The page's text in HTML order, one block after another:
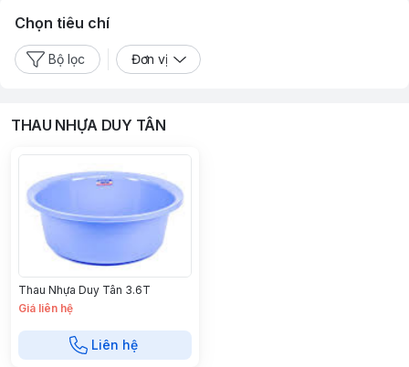
Chọn tiêu chí
Bộ lọc Đơn vị
THAU NHỰA DUY TÂN
Thau Nhựa Duy Tân 3.6T
Giá liên hệ
Liên hệ